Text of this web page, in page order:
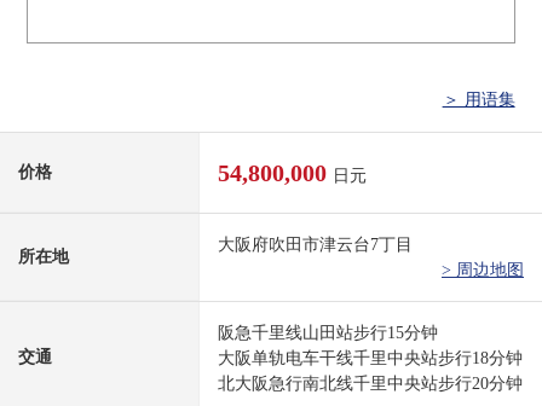
＞ 用语集
价格 54,800,000 日元
所在地
大阪府吹田市津云台7丁目
> 周边地图
交通
阪急千里线山田站步行15分钟
大阪单轨电车干线千里中央站步行18分钟
北大阪急行南北线千里中央站步行20分钟